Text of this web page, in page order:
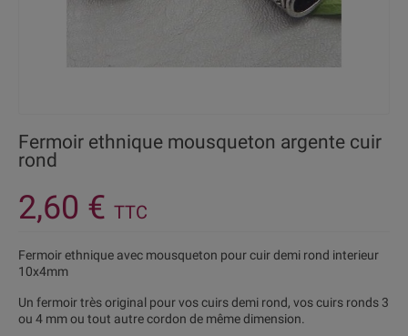
Fermoir ethnique mousqueton argente cuir
rond
2,60 € TTC
Fermoir ethnique avec mousqueton pour cuir demi rond interieur
10x4mm
Un fermoir très original pour vos cuirs demi rond, vos cuirs ronds 3
ou 4 mm ou tout autre cordon de même dimension.